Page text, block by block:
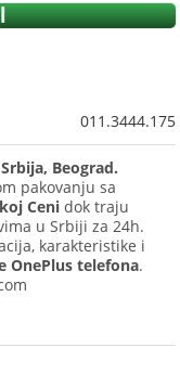
011.3444.175
Beograd.
pakovanju sa
Ceni dok traju
u Srbiji za 24h.
karakteristike i
OnePlus telefona.